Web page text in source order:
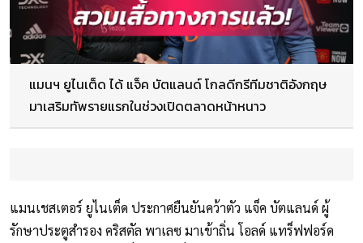
แมนฯ ยูไนเต็ด ได้ แจ็ค บัตแลนด์ โกลดีกรีทีมชาติอังกฤษ
มาเสริมทัพรายแรกในช่วงเปิดตลาดหน้าหนาว
แมนเชสเตอร์ ยูไนเต็ด ประกาศยืนยันคว้าตัว แจ็ค บัตแลนด์ ผู้
รักษาประตูสำรอง คริสตัล พาเลซ มาเข้าถิ่น โอลด์ แทร็ฟฟอร์ด